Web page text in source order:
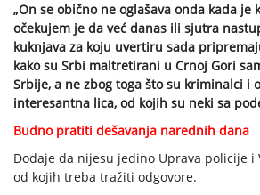
„On se obično ne oglašava onda kada je
očekujem je da već danas ili sjutra
kuknjava za koju uvertiru sada
kako su Srbi maltretirani u Crnoj Gori
Srbije, a ne zbog toga što su kriminalci i
interesantna lica, od kojih su neki sa
Budno pratiti dešavanja narednih dana
Dodaje da nijesu jedino Uprava policije i
od kojih treba tražiti odgovore.